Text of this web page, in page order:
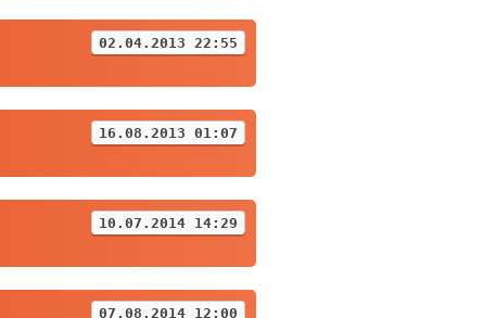
02.04.2013 22:55
16.08.2013 01:07
10.07.2014 14:29
07.08.2014 12:00